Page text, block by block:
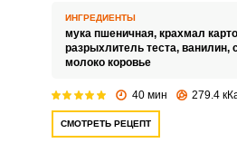
ИНГРЕДИЕНТЫ
мука пшеничная, крахмал
разрыхлитель теста, ванилин,
молоко коровье
40 мин 279.4
СМОТРЕТЬ РЕЦЕПТ